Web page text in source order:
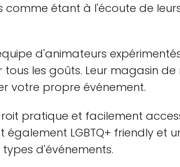
comme étant à l'écoute de
d'animateurs
les goûts. Leur magasin
votre propre événement.
pratique et facilement
LGBTQ+ friendly et
d'événements.